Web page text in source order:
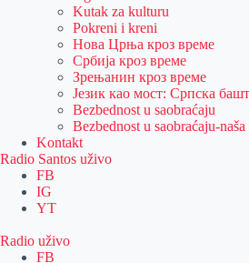
Kutak za kulturu
Pokreni i kreni
Нова Црња кроз време
Србија кроз време
Зрењанин кроз време
Језик као мост: Српска
Bezbednost u saobraćaju
Bezbednost u saobraćaju-
Kontakt
Radio Santos uživo
FB
IG
YT
Radio uživo
FB